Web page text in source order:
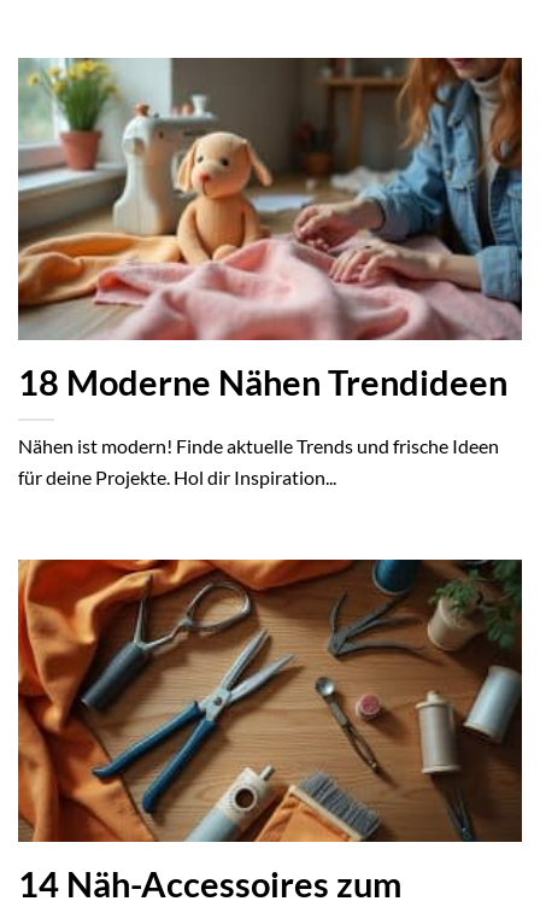
18 Moderne Nähen Trendideen
Nähen ist modern! Finde aktuelle Trends und frische Ideen
für deine Projekte. Hol dir Inspiration...
14 Näh-Accessoires zum